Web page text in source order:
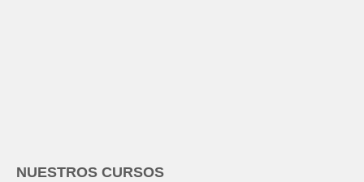
NUESTROS CURSOS